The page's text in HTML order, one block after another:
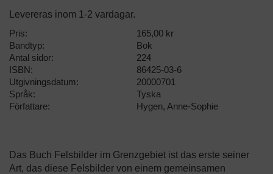
Levereras inom 1-2 vardagar.
Pris:
165,00 kr
Bandtyp:
Bok
Antal sidor:
224
ISBN:
86425-03-6
Utgivningsdatum:
20000701
Språk:
Tyska
Författare:
Hygen, Anne-Sophie
Das Buch Felsbilder im Grenzgebiet ist das erste seiner
Art, das diese Felsbilder von einem gemeinsamen